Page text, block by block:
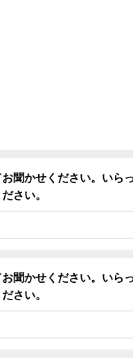
聞かせください。いら
さい。
聞かせください。いら
さい。